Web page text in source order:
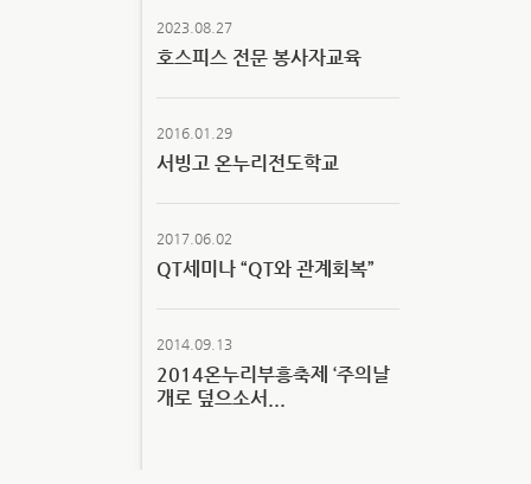
2023.08.27
호스피스 전문 봉사자교육
2016.01.29
서빙고 온누리전도학교
2017.06.02
QT세미나 “QT와 관계회복”
2014.09.13
2014온누리부흥축제 ‘주의날
개로 덮으소서...